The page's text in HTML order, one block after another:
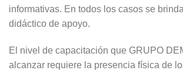
informativas. En todos los casos se
didáctico de apoyo.
El nivel de capacitación que GRUPO
alcanzar requiere la presencia física de